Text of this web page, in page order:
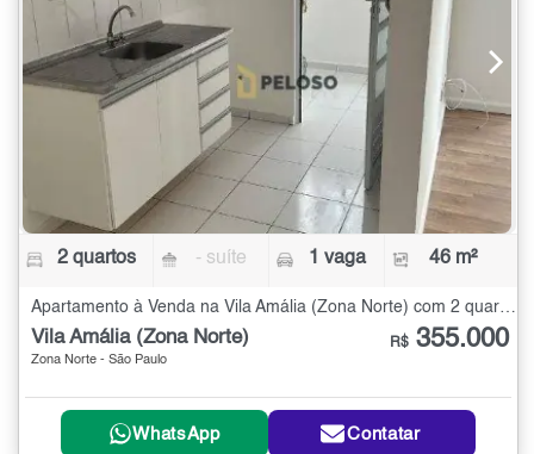
2 quartos - suíte 1 vaga 46 m²
Apartamento à Venda na Vila Amália (Zona Norte) com 2 quartos - 46 m²
Vila Amália (Zona Norte)
Zona Norte - São Paulo
R$ 355.000
WhatsApp Contatar